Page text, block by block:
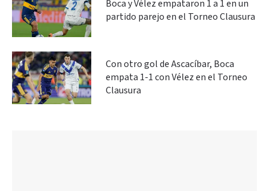
Boca y Vélez empataron 1 a 1 en un
partido parejo en el Torneo Clausura
Con otro gol de Ascacíbar, Boca
empata 1-1 con Vélez en el Torneo
Clausura